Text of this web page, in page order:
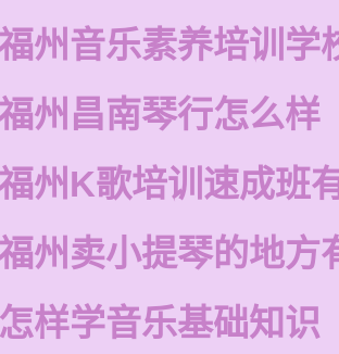
州音乐素养培训学
州昌南琴行怎么样
州K歌培训速成班
州卖小提琴的地方
怎样学音乐基础知识